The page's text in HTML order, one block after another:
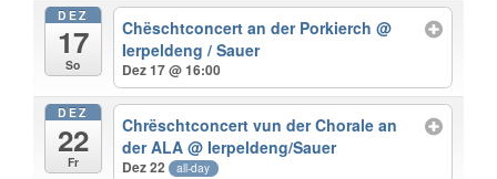
DEZ
17
So
Chëschtconcert an der Porkierch@
Ierpeldeng / Sauer
Dez 17 @ 16:00
DEZ
22
Fr
Chrëschtconcert vun der Chorale an
der ALA@ Ierpeldeng/Sauer
Dez 22 all-day